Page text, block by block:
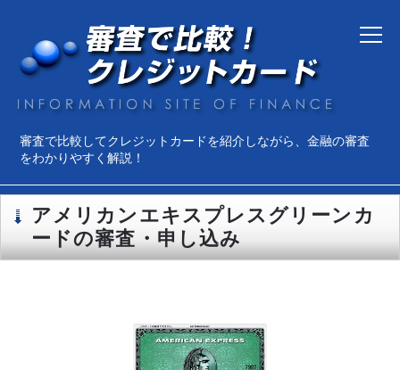
審査で比較してクレジットカードを紹介しながら、金融の審査
をわかりやすく解説！
アメリカンエキスプレスグリーンカ
ードの審査・申し込み